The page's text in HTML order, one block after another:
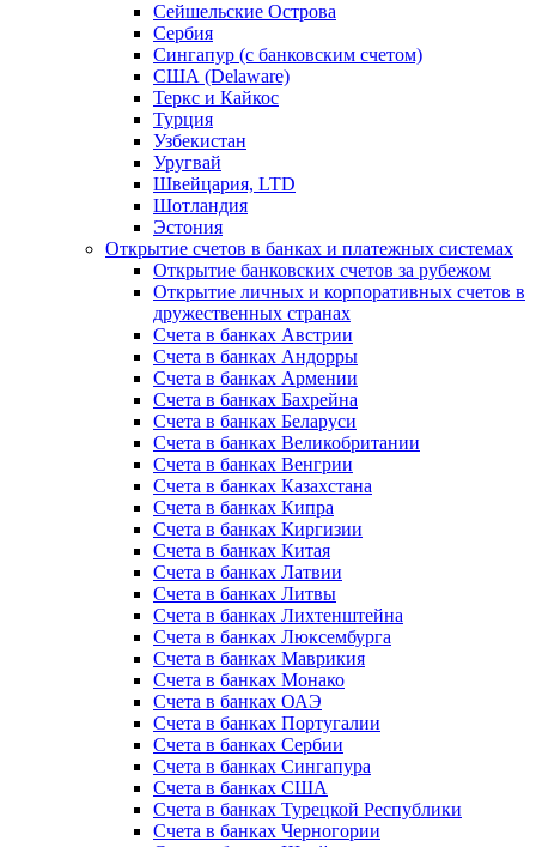
Сейшельские Острова
Сербия
Сингапур (c банковским счетом)
США (Delaware)
Теркс и Кайкос
Турция
Узбекистан
Уругвай
Швейцария, LTD
Шотландия
Эстония
Открытие счетов в банках и платежных системах
Открытие банковских счетов за рубежом
Открытие личных и корпоративных счетов в
дружественных странах
Счета в банках Австрии
Счета в банках Андорры
Счета в банках Армении
Счета в банках Бахрейна
Счета в банках Беларуси
Счета в банках Великобритании
Счета в банках Венгрии
Счета в банках Казахстана
Счета в банках Кипра
Счета в банках Киргизии
Счета в банках Китая
Счета в банках Латвии
Счета в банках Литвы
Счета в банках Лихтенштейна
Счета в банках Люксембурга
Счета в банках Маврикия
Счета в банках Монако
Счета в банках ОАЭ
Счета в банках Португалии
Счета в банках Сербии
Счета в банках Сингапура
Счета в банках США
Счета в банках Турецкой Республики
Счета в банках Черногории